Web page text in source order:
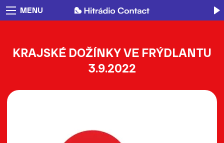
MENU
KRAJSKÉ DOŽÍNKY VE FRÝDLANTU
3.9.2022